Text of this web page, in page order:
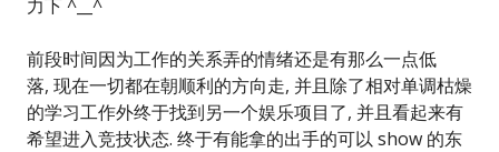
力下 ^__^
前段时间因为工作的关系弄的情绪还是有那么一点低
落, 现在一切都在朝顺利的方向走, 并且除了相对单调枯燥
的学习工作外终于找到另一个娱乐项目了, 并且看起来有
希望进入竞技状态. 终于有能拿的出手的可以 show 的东